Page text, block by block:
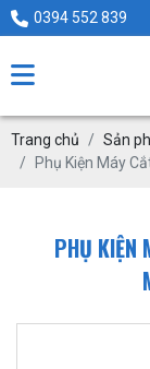
0394 552 839
Trang chủ
Sản
Phụ Kiện Máy
PHỤ KIỆN